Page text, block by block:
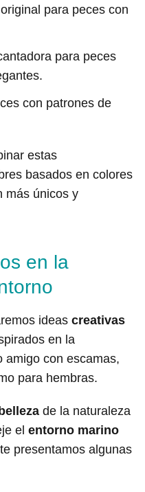
para peces con
para peces
con patrones de
estas
basados en colores
más únicos y
en la
ideas creativas
en la
amigo con escamas,
para hembras.
belleza de la naturaleza
el entorno marino
presentamos algunas